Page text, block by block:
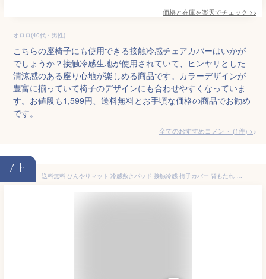
価格と在庫を楽天でチェック >>
オロロ(40代・男性)
こちらの座椅子にも使用できる接触冷感チェアカバーはいかが
でしょうか？接触冷感生地が使用されていて、ヒンヤリとした
清涼感のある座り心地が楽しめる商品です。カラーデザインが
豊富に揃っていて椅子のデザインにも合わせやすくなっていま
す。お値段も1,599円、送料無料とお手頃な価格の商品でお勧め
です。
全てのおすすめコメント (1件) >
7th
送料無料 ひんやりマット 冷感敷きパッド 接触冷感 椅子カバー 背もたれ 北欧 イスカバー チェアーカバー 座椅子カバー 背もたれ 洗える 汚れ防止 クールマット 冷感マット 夏用マット おしゃれ 涼感寝具 クール寝具 夏用寝具 犬 ペット マット